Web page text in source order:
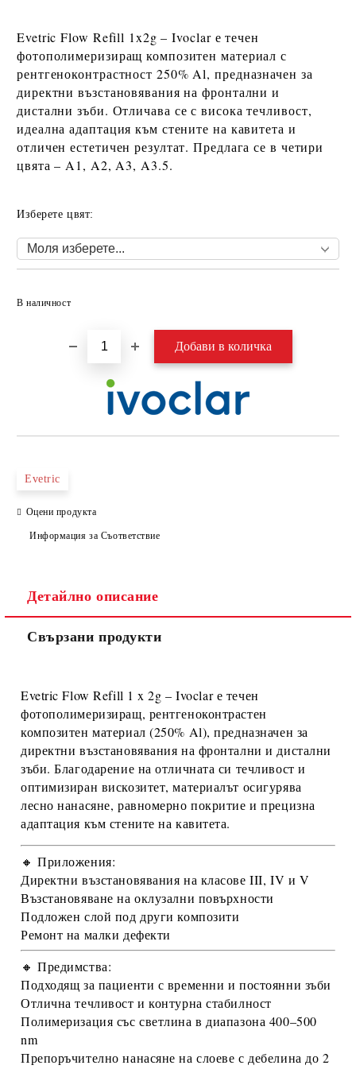
Evetric Flow Refill 1x2g – Ivoclarе течен
фотополимеризиращ композитен материал с
рентгеноконтрастност 250% Al, предназначен за
директни възстановявания на фронтални и
дистални зъби. Отличава се с висока течливост,
идеална адаптация към стените на кавитета и
отличен естетичен резултат. Предлага се в четири
цвята – A1, A2, A3, A3.5.
Изберете цвят:
В наличност
Evetric
Оцени продукта
Информация за Съответствие
Детайлно описание
Свързани продукти
Evetric Flow Refill 1 x 2g – Ivoclarе течен
фотополимеризиращ, рентгеноконтрастен
композитен материал (250% Al), предназначен за
директни възстановявания на фронтални и дистални
зъби. Благодарение на отличната си течливост и
оптимизиран вискозитет, материалът осигурява
лесно нанасяне, равномерно покритие и прецизна
адаптация към стените на кавитета.
🔸 Приложения:
Директни възстановявания на класове III, IV и V
Възстановяване на оклузални повърхности
Подложен слой под други композити
Ремонт на малки дефекти
🔸 Предимства:
Подходящ за пациенти с временни и постоянни зъби
Отличнатечливост и контурна стабилност
Полимеризация със светлина в диапазона 400–500
nm
Препоръчително нанасяне на слоеве с дебелина до 2